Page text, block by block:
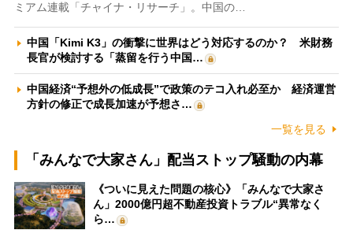
ミアム連載「チャイナ・リサーチ」。中国の…
中国「Kimi K3」の衝撃に世界はどう対応するのか？ 米財務
長官が検討する「蒸留を行う中国…
中国経済“予想外の低成長”で政策のテコ入れ必至か 経済運営
方針の修正で成長加速が予想さ…
一覧を見る
「みんなで大家さん」配当ストップ騒動の内幕
《ついに見えた問題の核心》「みんなで大家さ
ん」2000億円超不動産投資トラブル“異常なく
ら…